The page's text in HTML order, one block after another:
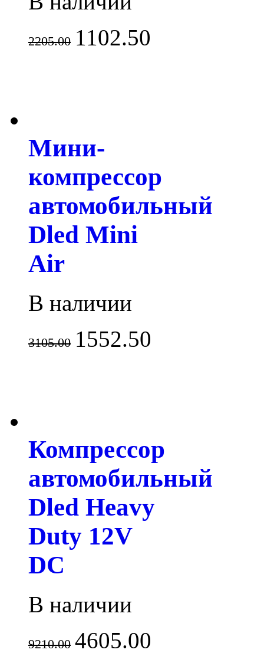
2205.00 1102.50
Мини-
компрессор
автомобильный
Dled Mini
Air
В наличии
3105.00 1552.50
Компрессор
автомобильный
Dled Heavy
Duty 12V
DC
В наличии
9210.00 4605.00